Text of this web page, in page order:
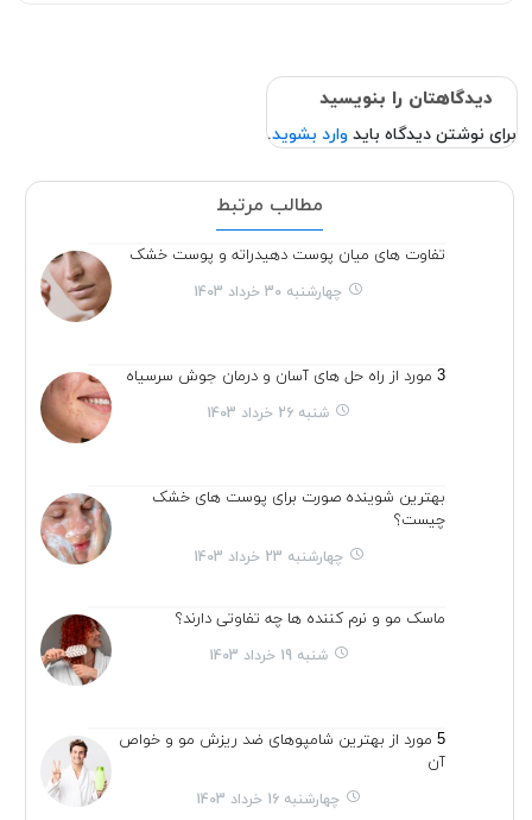
دیدگاهتان را بنویسید
برای نوشتن دیدگاه باید وارد بشوید.
مطالب مرتبط
تفاوت های میان پوست دهیدراته و پوست خشک
چهارشنبه 30 خرداد 1403
3 مورد از راه حل های آسان و درمان جوش سرسیاه
شنبه 26 خرداد 1403
بهترین شوینده صورت برای پوست های خشک
چیست؟
چهارشنبه 23 خرداد 1403
ماسک مو و نرم کننده ها چه تفاوتی دارند؟
شنبه 19 خرداد 1403
5 مورد از بهترین شامپوهای ضد ریزش مو و خواص
آن
چهارشنبه 16 خرداد 1403